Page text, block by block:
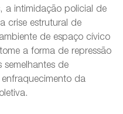
a intimidação policial de
crise estrutural de
de espaço cívico
a forma de repressão
de
da